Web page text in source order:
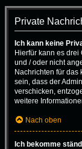
Private
Ich kann keine
Hierfür kann es
und / oder nicht
Nachrichten für das
sein, dass der
verschicken,
weitere
Nach oben
Ich bekomme